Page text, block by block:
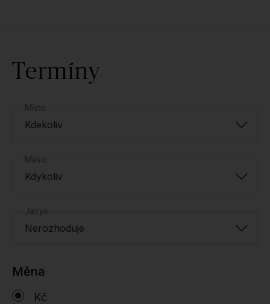
Termíny
Místo
Kdekoliv
Měsíc
Kdykoliv
Jazyk
Nerozhoduje
Měna
Kč